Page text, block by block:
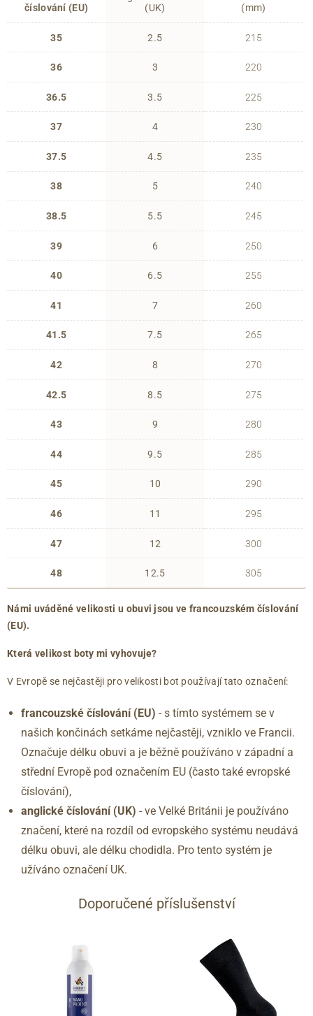
číslování (EU)
35
36
36.5
37
37.5
38
38.5
39
40
41
41.5
42
42.5
43
44
45
46
47
48
(UK)
2.5
3
3.5
4
4.5
5
5.5
6
6.5
7
7.5
8
8.5
9
9.5
10
11
12
12.5
(mm)
215
220
225
230
235
240
245
250
255
260
265
270
275
280
285
290
295
300
305
Námi uváděné velikosti u obuvi jsou ve francouzském číslování
(EU).
Která velikost boty mi vyhovuje?
V Evropě se nejčastěji pro velikosti bot používají tato označení:
francouzské číslování (EU) - s tímto systémem se v
našich končinách setkáme nejčastěji, vzniklo ve Francii.
Označuje délku obuvi a je běžně používáno v západní a
střední Evropě pod označením EU (často také evropské
číslování),
anglické číslování (UK) - ve Velké Británii je používáno
značení, které na rozdíl od evropského systému neudává
délku obuvi, ale délku chodidla. Pro tento systém je
užíváno označení UK.
Doporučené příslušenství